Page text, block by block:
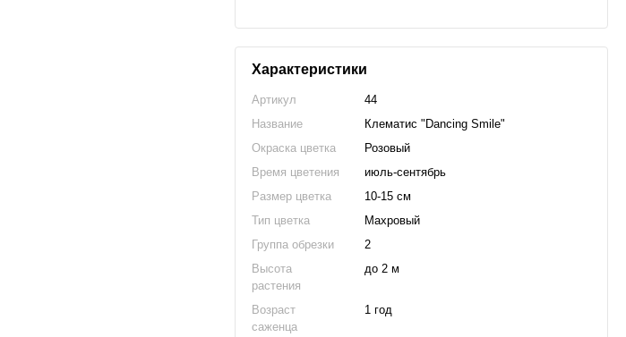
Характеристики
Артикул
44
Название
Клематис "Dancing Smile"
Окраска цветка
Розовый
Время цветения
июль-сентябрь
Размер цветка
10-15 см
Тип цветка
Махровый
Группа обрезки
2
Высота
растения
до 2 м
Возраст
саженца
1 год